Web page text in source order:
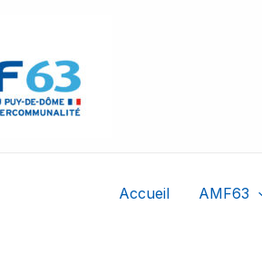
Accueil AMF63